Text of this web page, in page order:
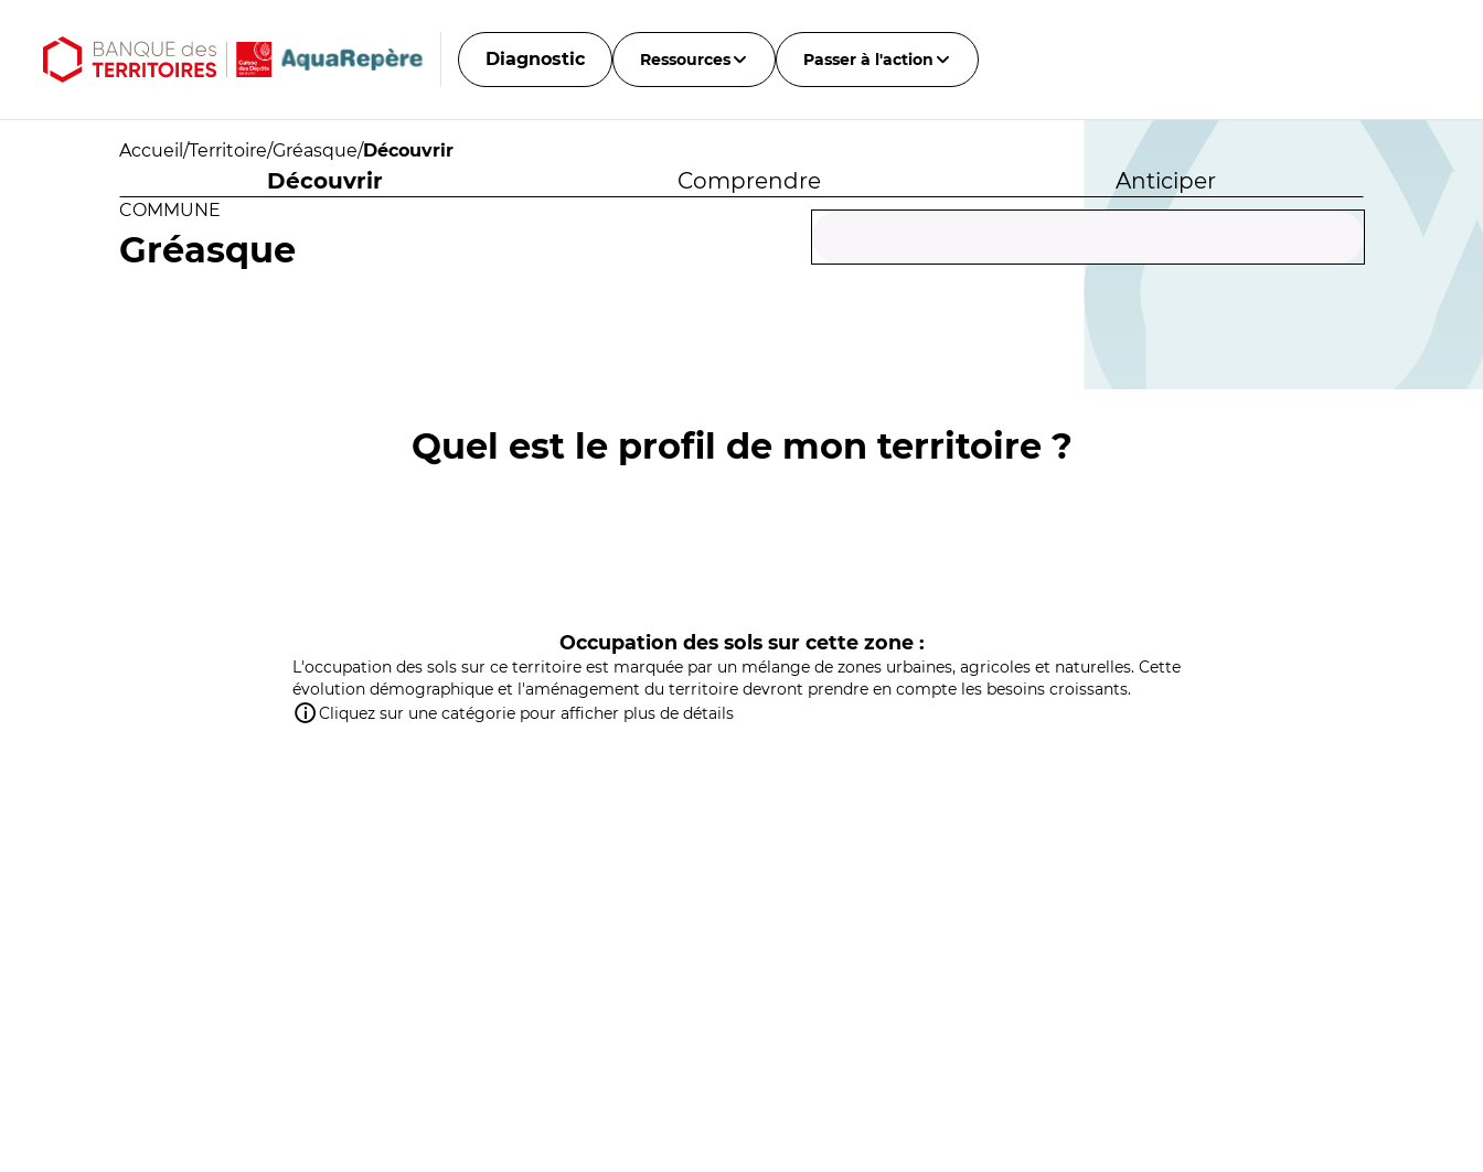
Diagnostic Ressources Passer à l'action
Accueil /Territoire/Gréasque/Découvrir
Découvrir Comprendre Anticiper
COMMUNE
Gréasque
Quel est le profil de mon territoire ?
Occupation des sols sur cette zone :
L'occupation des sols sur ce territoire est marquée par un mélange de zones urbaines, agricoles et naturelles. Cette
évolution démographique et l'aménagement du territoire devront prendre en compte les besoins croissants.
Cliquez sur une catégorie pour afficher plus de détails